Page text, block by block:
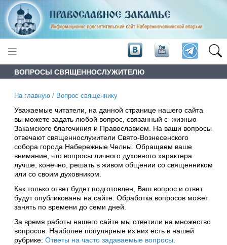
ВОПРОСЫ СВЯЩЕННОСЛУЖИТЕЛЮ
На главную / Вопрос священнику
Уважаемые читатели, на данной странице нашего сайта
вы можете задать любой вопрос, связанный с жизнью
Закамского благочиния и Православием. На ваши вопросы
отвечают священнослужители Свято-Вознесенского
собора города Набережные Челны. Обращаем ваше
внимание, что вопросы личного духовного характера
лучше, конечно, решать в живом общении со священником
или со своим духовником.
Как только ответ будет подготовлен, Ваш вопрос и ответ
будут опубликованы на сайте. Обработка вопросов может
занять по времени до семи дней.
За время работы нашего сайте мы ответили на множество
вопросов. Наиболее популярные из них есть в нашей
рубрике: Ответы на часто задаваемые вопросы